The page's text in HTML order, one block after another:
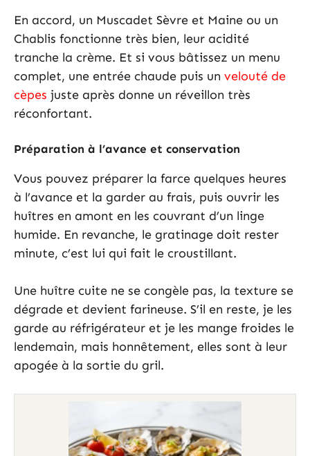
En accord, un Muscadet Sèvre et Maine ou un
Chablis fonctionne très bien, leur acidité
tranche la crème. Et si vous bâtissez un menu
complet, une entrée chaude puis un velouté de
cèpes juste après donne un réveillon très
réconfortant.
Préparation à l’avance et conservation
Vous pouvez préparer la farce quelques heures
à l’avance et la garder au frais, puis ouvrir les
huîtres en amont en les couvrant d’un linge
humide. En revanche, le gratinage doit rester
minute, c’est lui qui fait le croustillant.
Une huître cuite ne se congèle pas, la texture se
dégrade et devient farineuse. S’il en reste, je les
garde au réfrigérateur et je les mange froides le
lendemain, mais honnêtement, elles sont à leur
apogée à la sortie du gril.